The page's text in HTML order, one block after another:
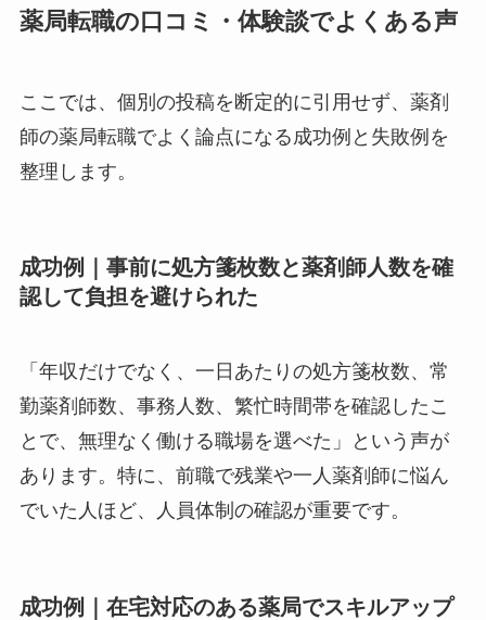
薬局転職の口コミ・体験談でよくある声
ここでは、個別の投稿を断定的に引用せず、薬剤
師の薬局転職でよく論点になる成功例と失敗例を
整理します。
成功例｜事前に処方箋枚数と薬剤師人数を確
認して負担を避けられた
「年収だけでなく、一日あたりの処方箋枚数、常
勤薬剤師数、事務人数、繁忙時間帯を確認したこ
とで、無理なく働ける職場を選べた」という声が
あります。特に、前職で残業や一人薬剤師に悩ん
でいた人ほど、人員体制の確認が重要です。
成功例｜在宅対応のある薬局でスキルアップ